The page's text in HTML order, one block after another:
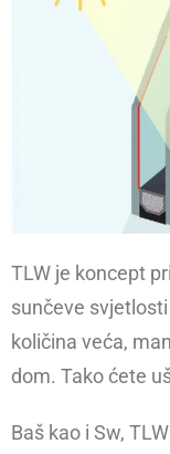
TLW je koncept
sunčeve
količina veća,
dom. Tako ćete
Baš kao i Sw,